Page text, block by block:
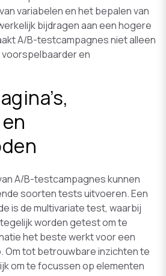
variabelen en het bepalen van
bijdragen aan een hogere
A/B-testcampagnes niet alleen
en
A/B-testcampagnes kunnen
soorten tests uitvoeren. Een
is de multivariate test, waarbij
worden getest om te
het beste werkt voor een
Om tot betrouwbare inzichten te
om te focussen op elementen